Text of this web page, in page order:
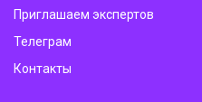
Приглашаем экспертов
Телеграм
Контакты